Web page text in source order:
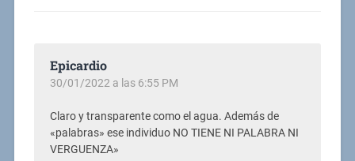
Epicardio
30/01/2022 a las 6:55 PM
Claro y transparente como el agua. Además de
«palabras» ese individuo NO TIENE NI PALABRA NI
VERGUENZA»